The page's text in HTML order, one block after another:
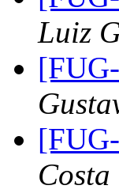
Luiz
Costa